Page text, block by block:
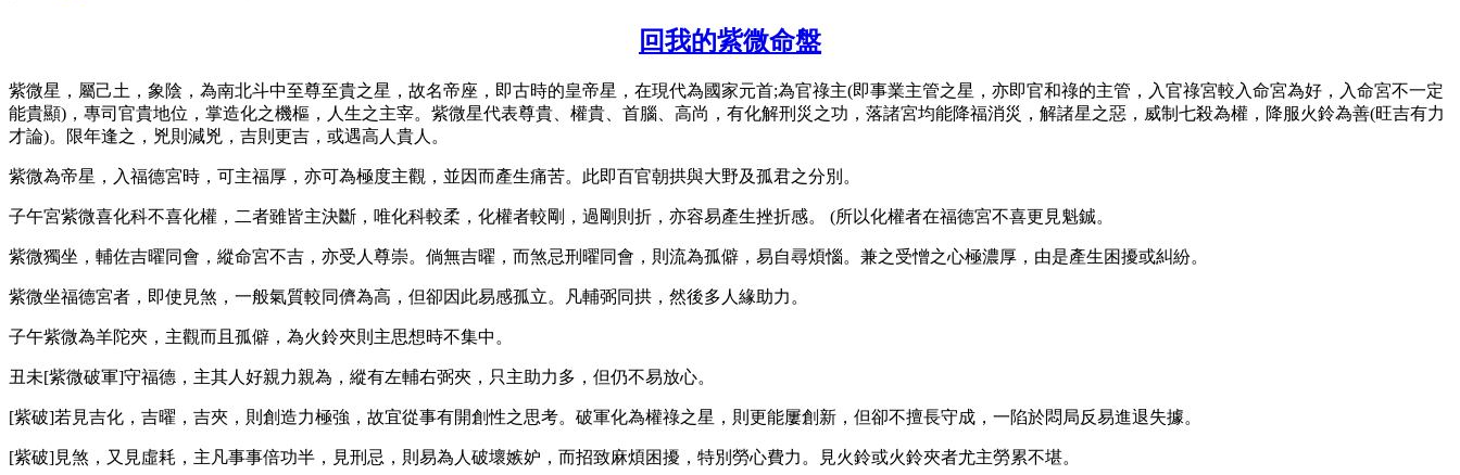
回我的紫微命盤
紫微星，屬己土，象陰，為南北斗中至尊至貴之星，故名帝座，即古時的皇帝星，在現代為國家元首;為官祿主(即事業主管之星，亦即官和祿的主管，入官祿宮較入命宮為好，入命宮不一定
能貴顯)，專司官貴地位，掌造化之機樞，人生之主宰。紫微星代表尊貴、權貴、首腦、高尚，有化解刑災之功，落諸宮均能降福消災，解諸星之惡，威制七殺為權，降服火鈴為善(旺吉有力
才論)。限年逢之，兇則減兇，吉則更吉，或遇高人貴人。
紫微為帝星，入福德宮時，可主福厚，亦可為極度主觀，並因而產生痛苦。此即百官朝拱與大野及孤君之分別。
子午宮紫微喜化科不喜化權，二者雖皆主決斷，唯化科較柔，化權者較剛，過剛則折，亦容易產生挫折感。 (所以化權者在福德宮不喜更見魁鋮。
紫微獨坐，輔佐吉曜同會，縱命宮不吉，​​亦受人尊崇。倘無吉曜，而煞忌刑曜同會，則流為孤僻，易自尋煩惱。兼之受憎之心極濃厚，由是產生困擾或糾紛。
紫微坐福德宮者，即使見煞，一般氣質較同儕為高，但卻因此易感孤立。凡輔弼同拱，然後多人緣助力。
子午紫微為羊陀夾，主觀而且孤僻，為火鈴夾則主思想時不集中。
丑未[紫微破軍]守福德，主其人好親力親為，縱有左輔右弼夾，只主助力多，但仍不易放心。
[紫破]若見吉化，吉曜，吉夾，則創造力極強，故宜從事有開創性之思考。破軍化為權祿之星，則更能屢創新，但卻不擅長守成，一陷於悶局反易進退失據。
[紫破]見煞，又見虛耗，主凡事事倍功半，見刑忌，則易為人破壞嫉妒，而招致麻煩困擾，特別勞心費力。見火鈴或火鈴夾者尤主勞累不堪。